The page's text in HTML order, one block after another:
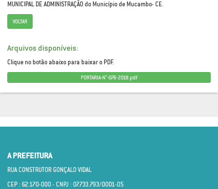
MUNICIPAL DE ADMINISTRAÇÃO do Município de Mucambo- CE.
VOLTAR
Arquivos disponíveis:
Clique no botão abaixo para baixar o PDF.
PORTARIA-N°-076-2018.pdf
A PREFEITURA
RUA CONSTRUTOR GONÇALO VIDAL
CEP : 62.170­-000 - CNPJ : 07.733.793/0001­-05